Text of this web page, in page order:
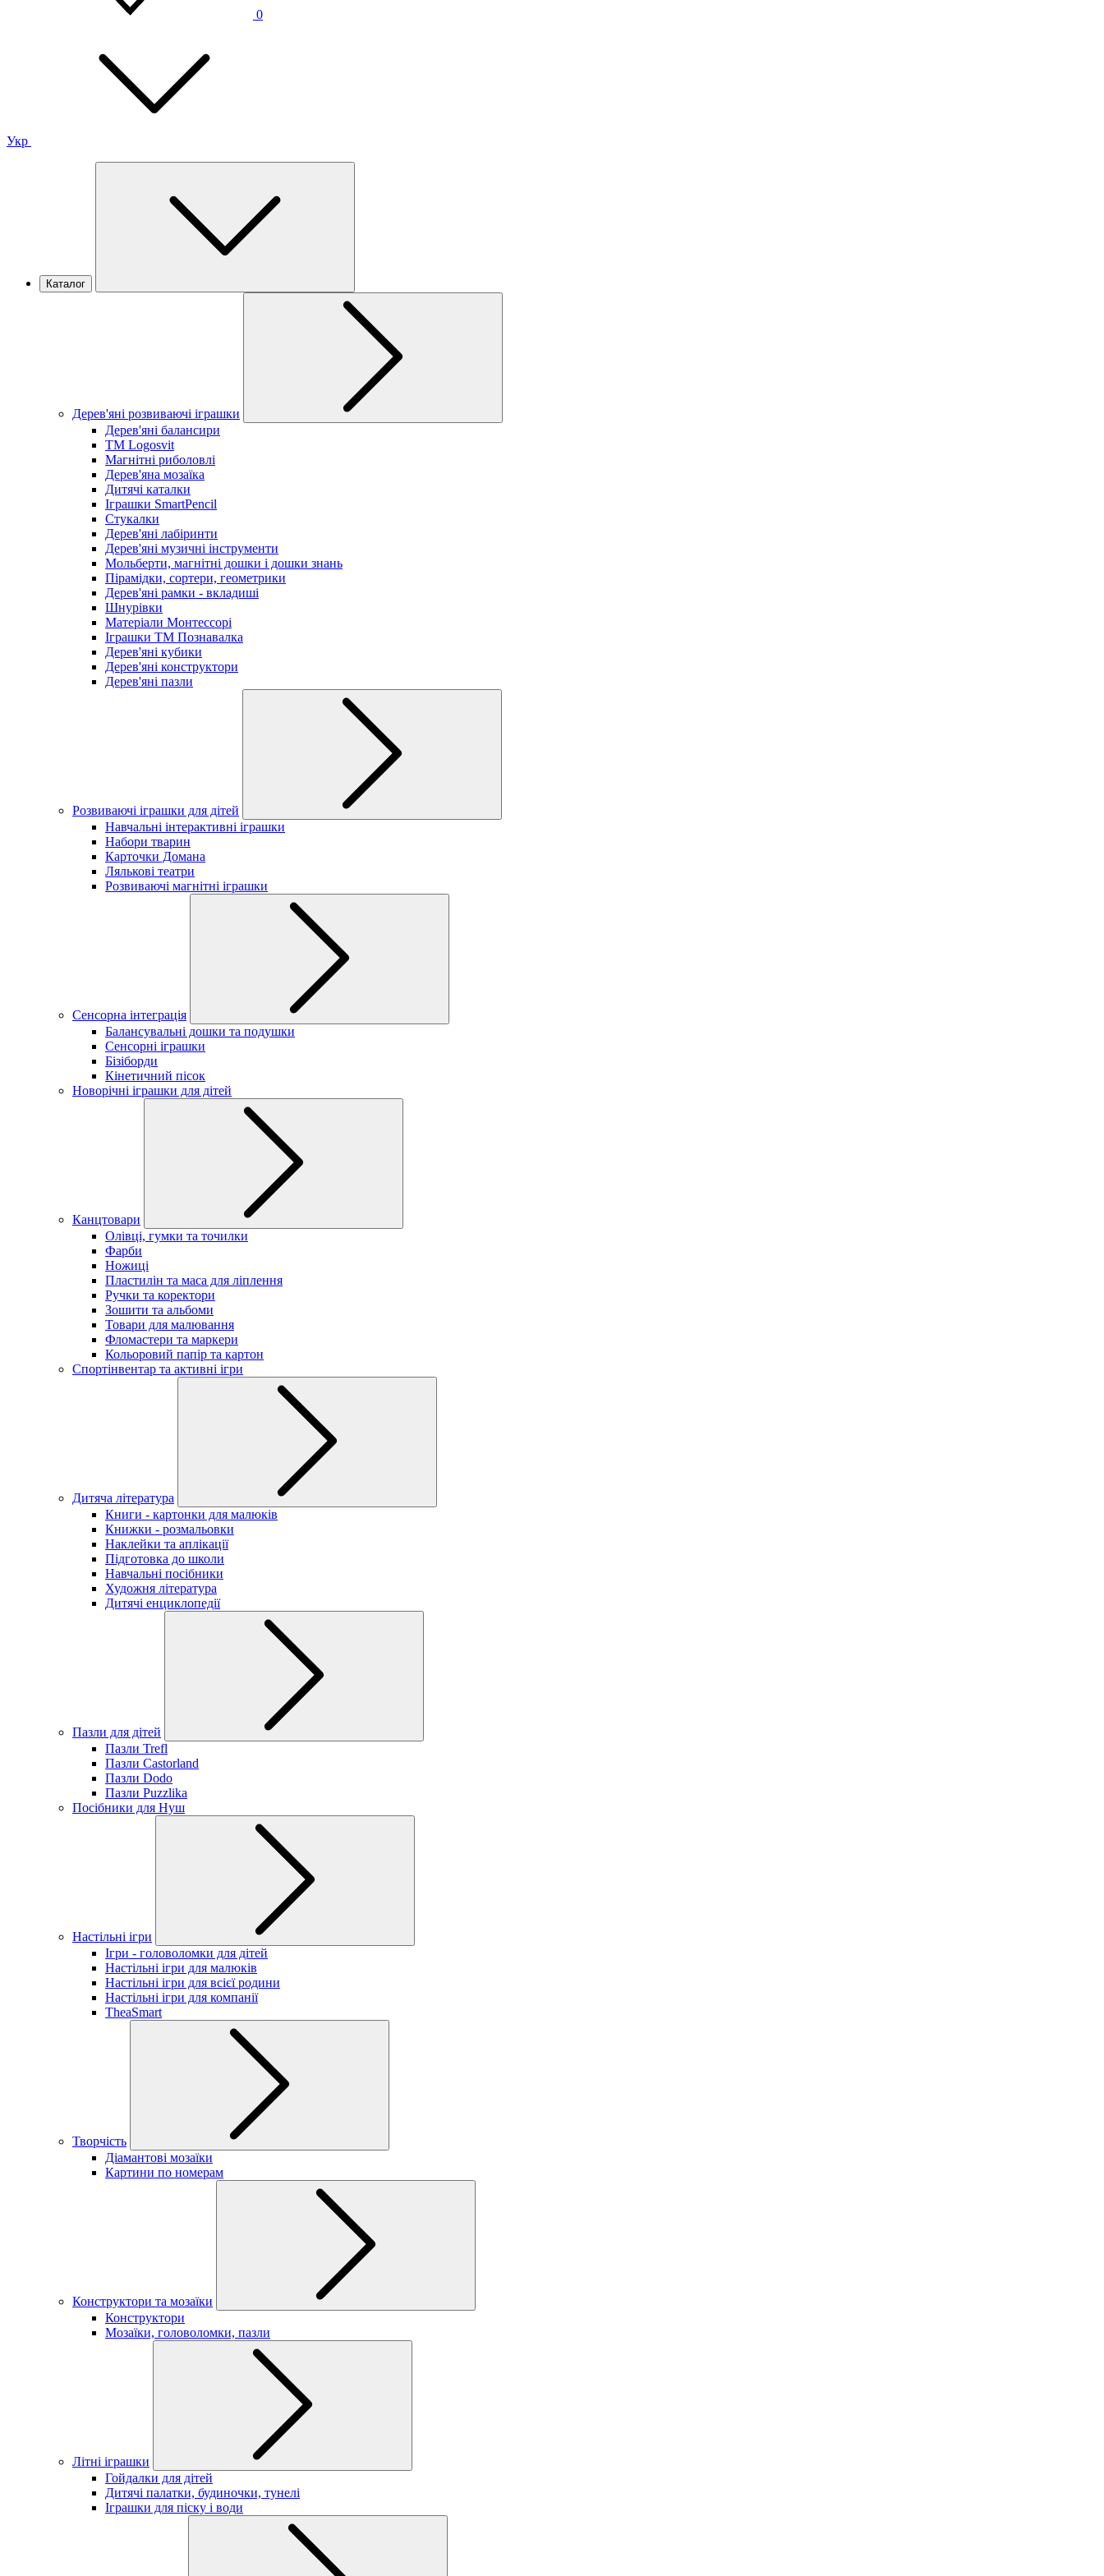
0
Укр
Каталог
Дерев'яні розвиваючі іграшки
Дерев'яні балансири
TM Logosvit
Магнітні риболовлі
Дерев'яна мозаїка
Дитячі каталки
Іграшки SmartPencil
Стукалки
Дерев'яні лабіринти
Дерев'яні музичні інструменти
Мольберти, магнітні дошки і дошки знань
Пірамідки, сортери, геометрики
Дерев'яні рамки - вкладиші
Шнурівки
Матеріали Монтессорі
Іграшки ТМ Познавалка
Дерев'яні кубики
Дерев'яні конструктори
Дерев'яні пазли
Розвиваючі іграшки для дітей
Навчальні інтерактивні іграшки
Набори тварин
Карточки Домана
Лялькові театри
Розвиваючі магнітні іграшки
Сенсорна інтеграція
Балансувальні дошки та подушки
Сенсорні іграшки
Бізіборди
Кінетичний пісок
Новорічні іграшки для дітей
Канцтовари
Олівці, гумки та точилки
Фарби
Ножиці
Пластилін та маса для ліплення
Ручки та коректори
Зошити та альбоми
Товари для малювання
Фломастери та маркери
Кольоровий папір та картон
Спортінвентар та активні ігри
Дитяча література
Книги - картонки для малюків
Книжки - розмальовки
Наклейки та аплікації
Підготовка до школи
Навчальні посібники
Художня література
Дитячі енциклопедії
Пазли для дітей
Пазли Trefl
Пазли Castorland
Пазли Dodo
Пазли Puzzlika
Посібники для Нуш
Настільні ігри
Ігри - головоломки для дітей
Настільні ігри для малюків
Настільні ігри для всієї родини
Настільні ігри для компанії
TheaSmart
Творчість
Діамантові мозаїки
Картини по номерам
Конструктори та мозаїки
Конструктори
Мозаїки, головоломки, пазли
Літні іграшки
Гойдалки для дітей
Дитячі палатки, будиночки, тунелі
Іграшки для піску і води